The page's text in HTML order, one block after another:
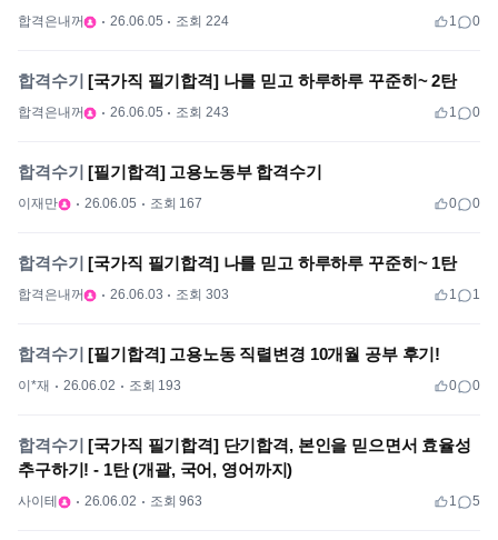
합격은내꺼 26.06.05 조회 224 1 0
합격수기 [국가직 필기합격] 나를 믿고 하루하루 꾸준히~ 2탄
합격은내꺼 26.06.05 조회 243 1 0
합격수기 [필기합격] 고용노동부 합격수기
이재만 26.06.05 조회 167 0 0
합격수기 [국가직 필기합격] 나를 믿고 하루하루 꾸준히~ 1탄
합격은내꺼 26.06.03 조회 303 1 1
합격수기 [필기합격] 고용노동 직렬변경 10개월 공부 후기!
이*재 26.06.02 조회 193 0 0
합격수기 [국가직 필기합격] 단기합격, 본인을 믿으면서 효율성
추구하기! - 1탄 (개괄, 국어, 영어까지)
사이테 26.06.02 조회 963 1 5